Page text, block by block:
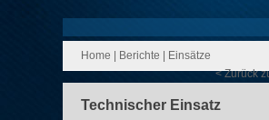
Home Berichte
Einsätze
< Zurück
Technischer Einsatz